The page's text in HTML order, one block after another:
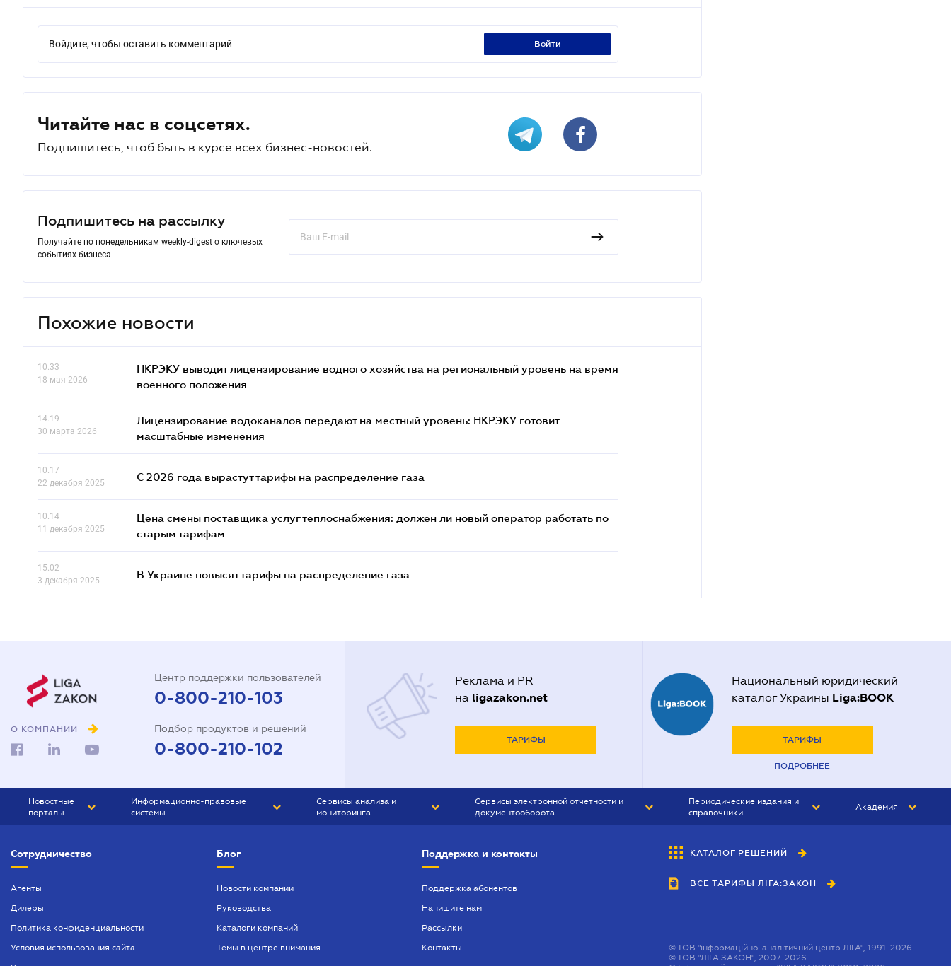
Войдите, чтобы оставить комментарий войти
Читайте нас в соцсетях.
Подпишитесь, чтоб быть в курсе всех бизнес-новостей.
Подпишитесь на рассылку
Получайте по понедельникам weekly-digest о ключевых
событиях бизнеса
Похожие новости
10.33
18 мая 2026
НКРЭКУ выводит лицензирование водного хозяйства на региональный уровень на время
военного положения
14.19
30 марта 2026
Лицензирование водоканалов передают на местный уровень: НКРЭКУ готовит
масштабные изменения
10.17
22 декабря 2025
С 2026 года вырастут тарифы на распределение газа
10.14
11 декабря 2025
Цена смены поставщика услуг теплоснабжения: должен ли новый оператор работать по
старым тарифам
15.02
3 декабря 2025
В Украине повысят тарифы на распределение газа
О КОМПАНИИ
Центр поддержки пользователей
0-800-210-103
Подбор продуктов и решений
0-800-210-102
Реклама и PR
на ligazakon.net
ТАРИФЫ
Национальный юридический
каталог Украины Liga:BOOK
ТАРИФЫ
ПОДРОБНЕЕ
Новостные
порталы
БИЗНЕС
Информационно-правовые
системы
БУХГАЛТЕР ПРОФ
ЮРИСТ ПРОФ
Сервисы анализа и
мониторинга
Сервисы электронной отчетности и
документооборота
Периодические издания и
справочники
БУХГАЛТЕР&ЗАКОН
ВЕСТНИК МСФО
Академия
Сотрудничество
Агенты
Дилеры
Политика конфиденциальности
Условия использования сайта
Блог
Новости компании
Руководства
Каталоги компаний
Темы в центре внимания
Поддержка и контакты
Поддержка абонентов
Напишите нам
Рассылки
Контакты
КАТАЛОГ РЕШЕНИЙ
ВСЕ ТАРИФЫ ЛІГА:ЗАКОН
©ТОВ "інформаційно-аналітичний центр ЛІГА", 1991-2026.
©ТОВ "ЛІГА ЗАКОН", 2007-2026.